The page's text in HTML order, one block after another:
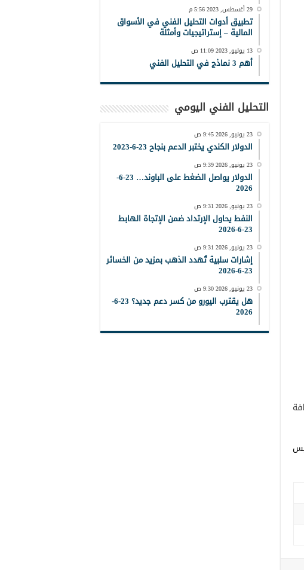
29 أغسطس, 2023 5:56 م
تطبيق أدوات التحليل الفني في الأسواق
المالية – إستراتيجيات وأمثلة
13 يوليو, 2023 11:09 ص
أهم 3 نماذج في التحليل الفني
التحليل الفني اليومي
23 يونيو, 2026 9:45 ص
الدولار الكندي يختبر الدعم بنجاح 23-6-2023
23 يونيو, 2026 9:39 ص
الدولار يواصل الضغط على الباوند… 23-6-
2026
23 يونيو, 2026 9:31 ص
النفط يحاول الإرتداد ضمن الإتجاة الهابط
23-6-2026
23 يونيو, 2026 9:31 ص
إشارات سلبية تُهدد الذهب بمزيد من الخسائر
23-6-2026
23 يونيو, 2026 9:30 ص
هل يقترب اليورو من كسر دعم جديد؟ 23-6-
2026